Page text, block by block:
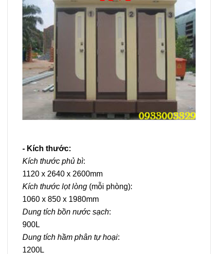
- Kích thước:
Kích thước phủ bì:
1120 x 2640 x 2600mm
Kích thước lọt lòng (mỗi phòng):
1060 x 850 x 1980mm
Dung tích bồn nước sạch:
900L
Dung tích hầm phân tự hoại:
1200L